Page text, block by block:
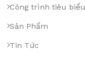
Công trình tiêu biểu
Sản Phẩm
Tin Tức